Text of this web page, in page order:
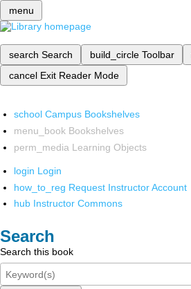
menu
search Search build_circle Toolbar
cancel Exit Reader Mode
school Campus Bookshelves
menu_book Bookshelves
perm_media Learning Objects
login Login
how_to_reg Request Instructor Account
hub Instructor Commons
Search
Search this book